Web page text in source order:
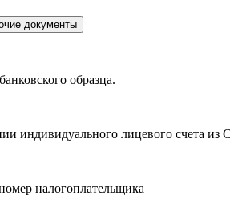
документы
образца.
индивидуального лицевого счета
налогоплательщика